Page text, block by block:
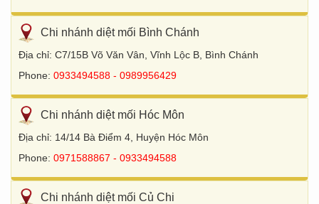
Chi nhánh diệt mối Bình Chánh
Địa chỉ: C7/15B Võ Văn Vân, Vĩnh Lộc B, Bình Chánh
Phone: 0933494588 - 0989956429
Chi nhánh diệt mối Hóc Môn
Địa chỉ: 14/14 Bà Điểm 4, Huyện Hóc Môn
Phone: 0971588867 - 0933494588
Chi nhánh diệt mối Củ Chi